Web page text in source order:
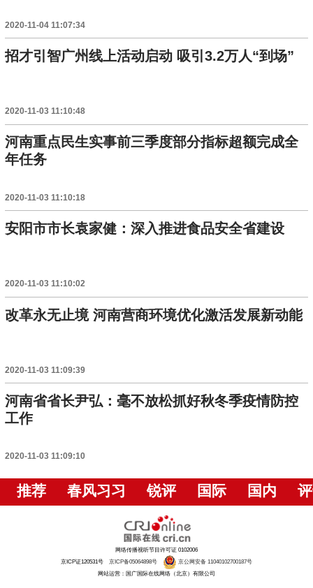
2020-11-04 11:07:34
招才引智广州线上活动启动 吸引3.2万人“到场”
2020-11-03 11:10:48
河南重点民生实事前三季度部分指标超额完成全
年任务
2020-11-03 11:10:18
安阳市市长袁家健：深入推进食品安全省建设
2020-11-03 11:10:02
改革永无止境 河南营商环境优化激活发展新动能
2020-11-03 11:09:39
河南省省长尹弘：毫不放松抓好秋冬季疫情防控
工作
2020-11-03 11:09:10
推荐 春风习习 锐评 国际 国内
网络传播视听节目许可证 0102006
京ICP证120531号 京ICP备05064898号
京公网安备 11040102700187号
网站运营：国广国际在线网络（北京）有限公司